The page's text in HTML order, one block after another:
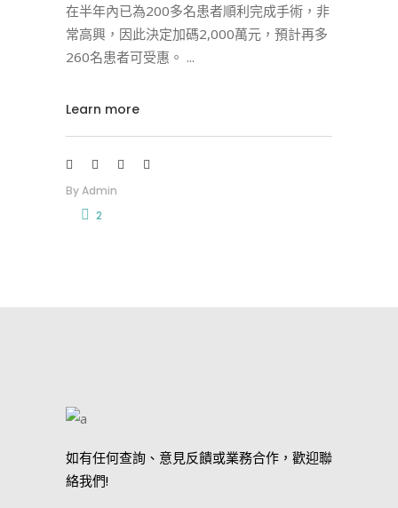
在半年內已為200多名患者順利完成手術，非
常高興，因此決定加碼2,000萬元，預計再多
260名患者可受惠。
Learn more
ByAdmin
2
如有任何查詢、意見反饋或業務合作，歡迎聯
絡我們!